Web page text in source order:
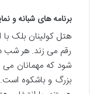
برنامه های شبانه و
هتل کولینان بلک
رقم می زند. هر شب
شود که مهمانان می
بزرگ و باشکوه